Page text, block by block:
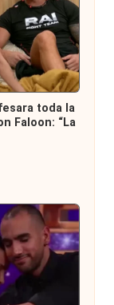
toda la
Faloon: “La